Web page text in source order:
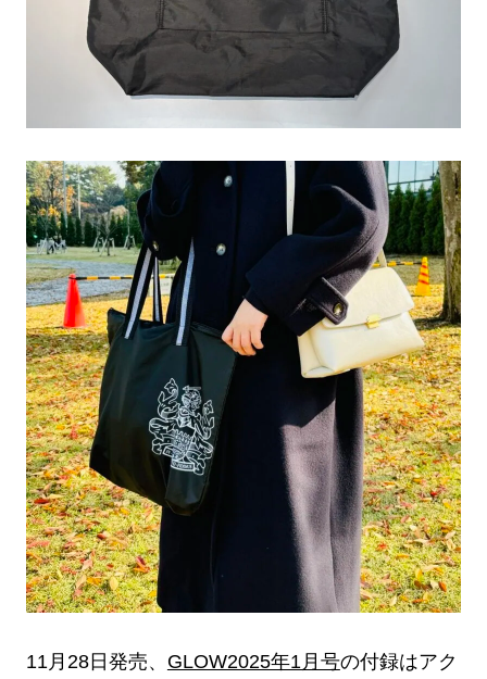
11月28日発売、 GLOW2025年1月号の付録はアク